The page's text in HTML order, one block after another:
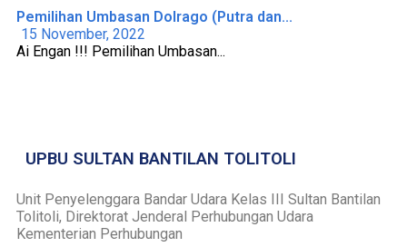
Pemilihan Umbasan Dolrago (Putra dan...
15 November, 2022
Ai Engan !!! Pemilihan Umbasan...
UPBU SULTAN BANTILAN TOLITOLI
Unit Penyelenggara Bandar Udara Kelas III Sultan Bantilan
Tolitoli, Direktorat Jenderal Perhubungan Udara
Kementerian Perhubungan